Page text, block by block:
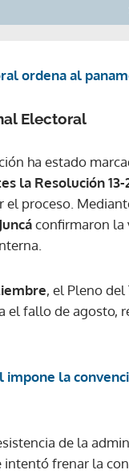
Gracias por
ordena al
Electoral
ha estado
la Resolución 13-
el proceso.
confirmaron la
, el Pleno del
el fallo de agosto,
la
de la
frenar la